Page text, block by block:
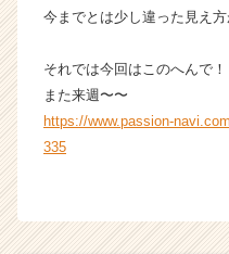
今までとは少し違った見え
それでは今回はこのへんで！
また来週〜〜
https://www.passion-
335